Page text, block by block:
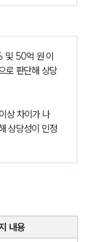
및 50억 원 이
로 판단해 상당
상 차이가 나
상당성이 인정
내용